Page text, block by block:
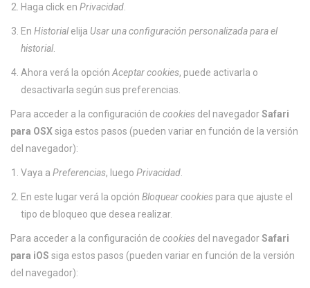
Haga click en Privacidad
En Historialelija Usar una configuración personalizada para el
historial.
Ahora verá la opción Aceptar cookies, puede activarla o
desactivarla según sus preferencias.
Para acceder a la configuración de cookies del navegadorSafari
para OSXsiga estos pasos (pueden variar en función de la versión
del navegador):
Vaya a Preferencias, luego Privacidad
En este lugar verá la opción Bloquear cookies para que ajuste el
tipo de bloqueo que desea realizar.
Para acceder a la configuración de cookies del navegadorSafari
para iOS siga estos pasos (pueden variar en función de la versión
del navegador):